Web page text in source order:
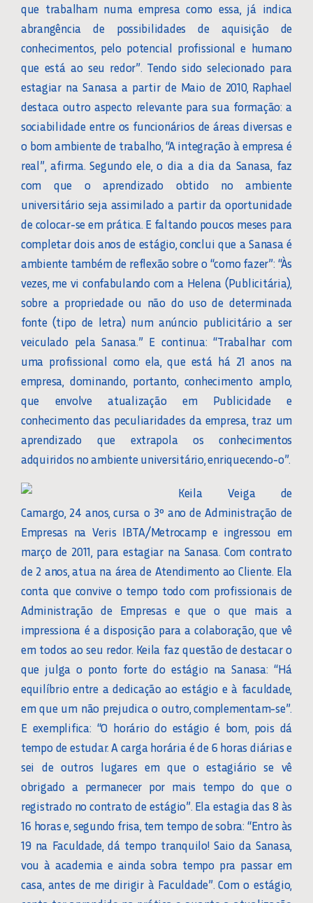
que trabalham numa empresa como essa, já indica
abrangência de possibilidades de aquisição de
conhecimentos, pelo potencial profissional e humano
que está ao seu redor”. Tendo sido selecionado para
estagiar na Sanasa a partir de Maio de 2010, Raphael
destaca outro aspecto relevante para sua formação: a
sociabilidade entre os funcionários de áreas diversas e
o bom ambiente de trabalho, “A integração à empresa é
real”, afirma. Segundo ele, o dia a dia da Sanasa, faz
com que o aprendizado obtido no ambiente
universitário seja assimilado a partir da oportunidade
de colocar-se em prática. E faltando poucos meses para
completar dois anos de estágio, conclui que a Sanasa é
ambiente também de reflexão sobre o “como fazer”: “Às
vezes, me vi confabulando com a Helena (Publicitária),
sobre a propriedade ou não do uso de determinada
fonte (tipo de letra) num anúncio publicitário a ser
veiculado pela Sanasa.” E continua: “Trabalhar com
uma profissional como ela, que está há 21 anos na
empresa, dominando, portanto, conhecimento amplo,
que envolve atualização em Publicidade e
conhecimento das peculiaridades da empresa, traz um
aprendizado que extrapola os conhecimentos
adquiridos no ambiente universitário, enriquecendo-o”.
Keila Veiga de
Camargo, 24 anos, cursa o 3º ano de Administração de
Empresas na Veris IBTA/Metrocamp e ingressou em
março de 2011, para estagiar na Sanasa. Com contrato
de 2 anos, atua na área de Atendimento ao Cliente. Ela
conta que convive o tempo todo com profissionais de
Administração de Empresas e que o que mais a
impressiona é a disposição para a colaboração, que vê
em todos ao seu redor. Keila faz questão de destacar o
que julga o ponto forte do estágio na Sanasa: “Há
equilíbrio entre a dedicação ao estágio e à faculdade,
em que um não prejudica o outro, complementam-se”.
E exemplifica: “O horário do estágio é bom, pois dá
tempo de estudar. A carga horária é de 6 horas diárias e
sei de outros lugares em que o estagiário se vê
obrigado a permanecer por mais tempo do que o
registrado no contrato de estágio”. Ela estagia das 8 às
16 horas e, segundo frisa, tem tempo de sobra: “Entro às
19 na Faculdade, dá tempo tranquilo! Saio da Sanasa,
vou à academia e ainda sobra tempo pra passar em
casa, antes de me dirigir à Faculdade”. Com o estágio,